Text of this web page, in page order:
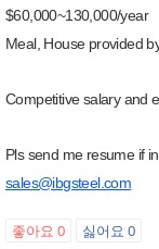
$60,000~130,000/year
Meal, House provided
Competitive salary and
Pls send me resume if
sales@ibgsteel.com
좋아요 0 싫어요 0